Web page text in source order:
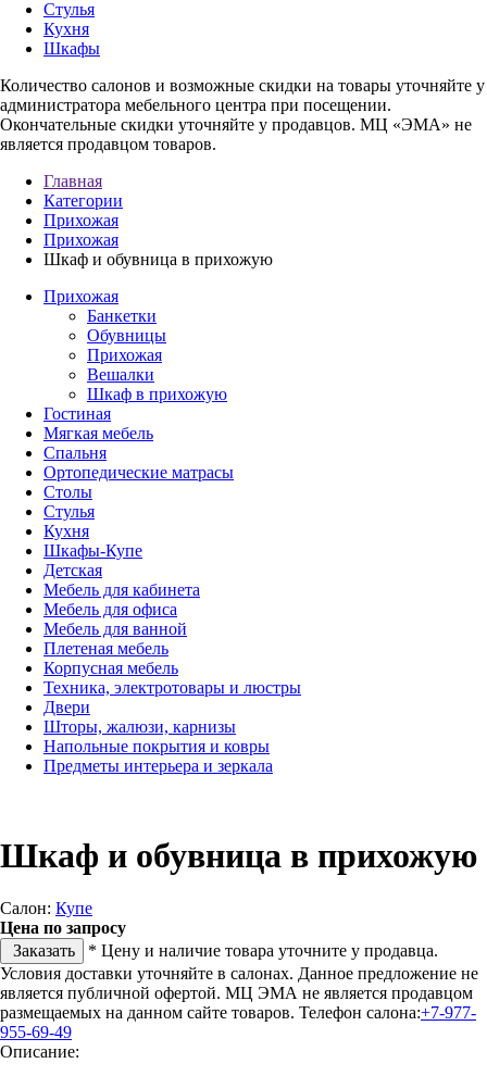
Стулья
Кухня
Шкафы
Количество салонов и возможные скидки на товары уточняйте у
администратора мебельного центра при посещении.
Окончательные скидки уточняйте у продавцов. МЦ «ЭМА» не
является продавцом товаров.
Главная
Категории
Прихожая
Прихожая
Шкаф и обувница в прихожую
Прихожая
Банкетки
Обувницы
Прихожая
Вешалки
Шкаф в прихожую
Гостиная
Мягкая мебель
Спальня
Ортопедические матрасы
Столы
Стулья
Кухня
Шкафы-Купе
Детская
Мебель для кабинета
Мебель для офиса
Мебель для ванной
Плетеная мебель
Корпусная мебель
Техника, электротовары и люстры
Двери
Шторы, жалюзи, карнизы
Напольные покрытия и ковры
Предметы интерьера и зеркала
Шкаф и обувница в прихожую
Салон: Купе
Цена по запросу
Заказать
* Цену и наличие товара уточните у продавца.
Условия доставки уточняйте в салонах. Данное предложение не
является публичной офертой. МЦ ЭМА не является продавцом
размещаемых на данном сайте товаров. Телефон салона:+7-977-
955-69-49
Описание: